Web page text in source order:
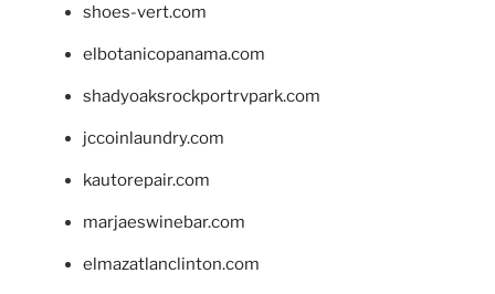
shoes-vert.com
elbotanicopanama.com
shadyoaksrockportrvpark.com
jccoinlaundry.com
kautorepair.com
marjaeswinebar.com
elmazatlanclinton.com